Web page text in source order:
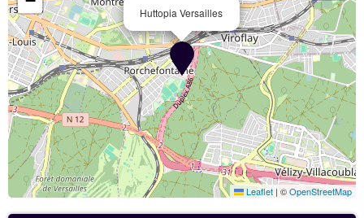
Huttopia Versailles
Leaflet |©OpenStreetMap